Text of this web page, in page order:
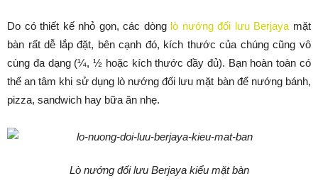
Do có thiết kế nhỏ gọn, các dòng lò nướng đối lưu Berjaya mặt
bàn rất dễ lắp đặt, bên cạnh đó, kích thước của chúng cũng vô
cùng đa dạng (¼, ½ hoặc kích thước đầy đủ). Bạn hoàn toàn có
thể an tâm khi sử dụng lò nướng đối lưu mặt bàn để nướng bánh,
pizza, sandwich hay bữa ăn nhẹ.
Lò nướng đối lưu Berjaya kiểu mặt bàn